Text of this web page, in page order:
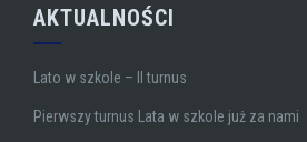
AKTUALNOŚCI
Lato w szkole – II turnus
Pierwszy turnus Lata w szkole już za nami